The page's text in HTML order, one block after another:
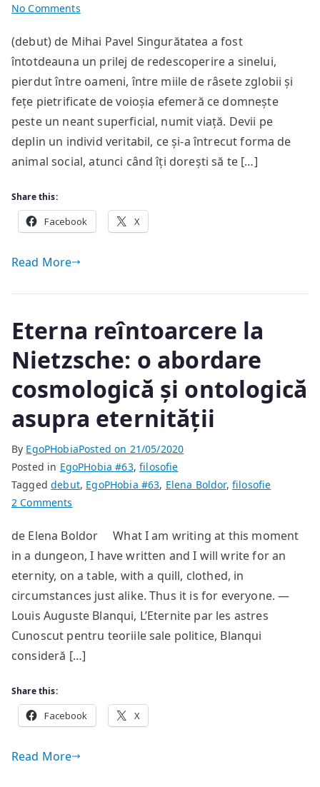
No Commentson
și
delir
(debut) de Mihai Pavel Singurătatea a fost
întotdeauna un prilej de redescoperire a sinelui,
pierdut între oameni, între miile de râsete zglobii și
fețe pietrificate de voioșia efemeră ce domnește
peste un neant superficial, numit viață. Devii pe
deplin un individ veritabil, ce și-a întrecut forma de
animal social, atunci când îți dorești să te […]
Share this:
Facebook X
Read More
Eterna reîntoarcere la
Nietzsche: o abordare
cosmologică și ontologică
asupra eternității
By EgoPHobiaPosted on 21/05/2020
Posted in EgoPHobia #63,filosofie
Taggeddebut, EgoPHobia #63, Elena Boldor, filosofie
2 Comments
reîntoarcere
la
Nietzsche:
o
abordare
cosmologică
și
ontologică
de Elena Boldor What I am writing at this moment
in a dungeon, I have written and I will write for an
eternity, on a table, with a quill, clothed, in
circumstances just alike. Thus it is for everyone. —
Louis Auguste Blanqui, L’Eternite par les astres
Cunoscut pentru teoriile sale politice, Blanqui
consideră […]
Share this:
Facebook X
Read More